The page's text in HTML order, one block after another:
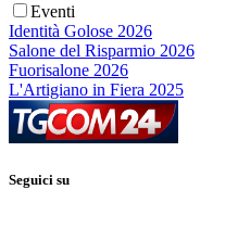
Eventi
Identità Golose 2026
Salone del Risparmio 2026
Fuorisalone 2026
L'Artigiano in Fiera 2025
Seguici su